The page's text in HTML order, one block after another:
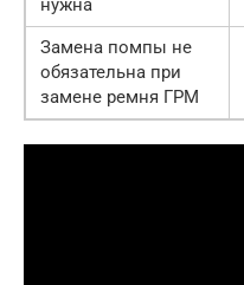
Замена помпы не
обязательна при
замене ремня ГРМ